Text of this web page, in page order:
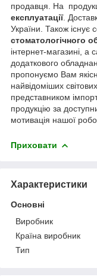
продавця. На
експлуатації.
України. Також існує
стоматологічного
інтернет-магазині,
додаткового
пропонуємо Вам
найвідоміших
представником
продукцію за
мотивація нашої
Приховати
Характеристики
Основні
Виробник
Країна виробник
Тип